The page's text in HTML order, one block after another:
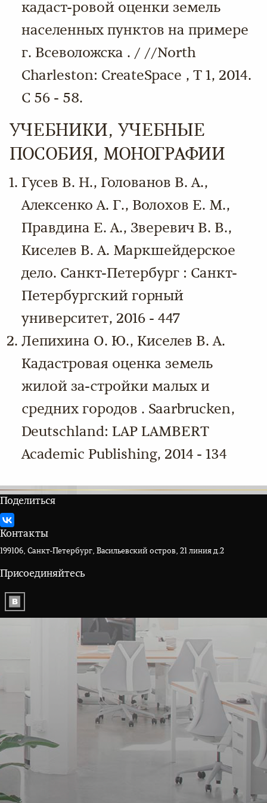
кадаст-ровой оценки земель
населенных пунктов на примере
г. Всеволожска . / //North
Charleston: CreateSpace , Т 1, 2014.
С 56 - 58.
УЧЕБНИКИ, УЧЕБНЫЕ
ПОСОБИЯ, МОНОГРАФИИ
Гусев В. Н., Голованов В. А.,
Алексенко А. Г., Волохов Е. М.,
Правдина Е. А., Зверевич В. В.,
Киселев В. А. Маркшейдерское
дело. Санкт-Петербург : Санкт-
Петербургский горный
университет, 2016 - 447
Лепихина О. Ю., Киселев В. А.
Кадастровая оценка земель
жилой за-стройки малых и
средних городов . Saarbrucken,
Deutschland: LAP LAMBERT
Academic Publishing, 2014 - 134
Поделиться
Контакты
199106, Санкт-Петербург, Васильевский остров, 21 линия д.2
Присоединяйтесь